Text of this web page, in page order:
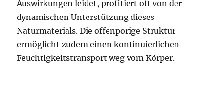
Auswirkungen leidet, profitiert oft von der
dynamischen Unterstützung dieses
Naturmaterials. Die offenporige Struktur
ermöglicht zudem einen kontinuierlichen
Feuchtigkeitstransport weg vom Körper.